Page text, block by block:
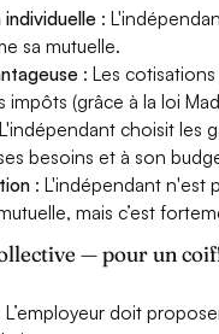
:
sa mutuelle.
: Les
impôts (grâce à la loi
choisit les
besoins et à son
: L'indépendant n'est
mais c’est
— pour un
L’employeur doit